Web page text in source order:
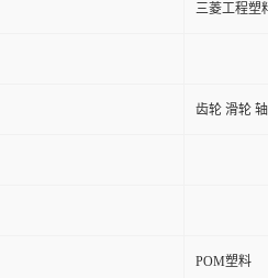
三菱工程塑
齿轮 滑轮
POM塑料